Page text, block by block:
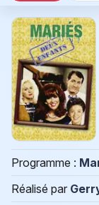
Programme :
Réalisé par